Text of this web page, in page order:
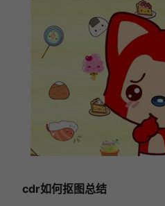
cdr如何抠图总结